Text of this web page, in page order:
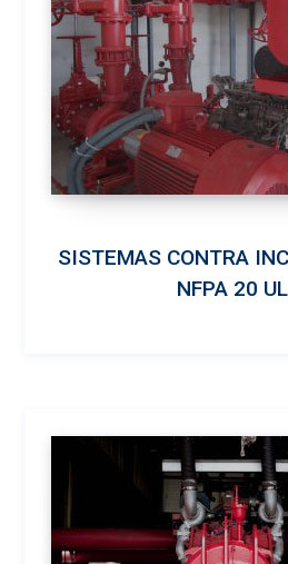
SISTEMAS CONTRA
NFPA 20